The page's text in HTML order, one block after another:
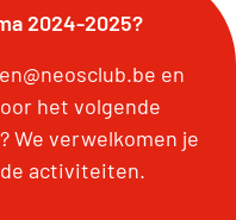
2024-2025?
en
het volgende
We verwelkomen je
activiteiten.